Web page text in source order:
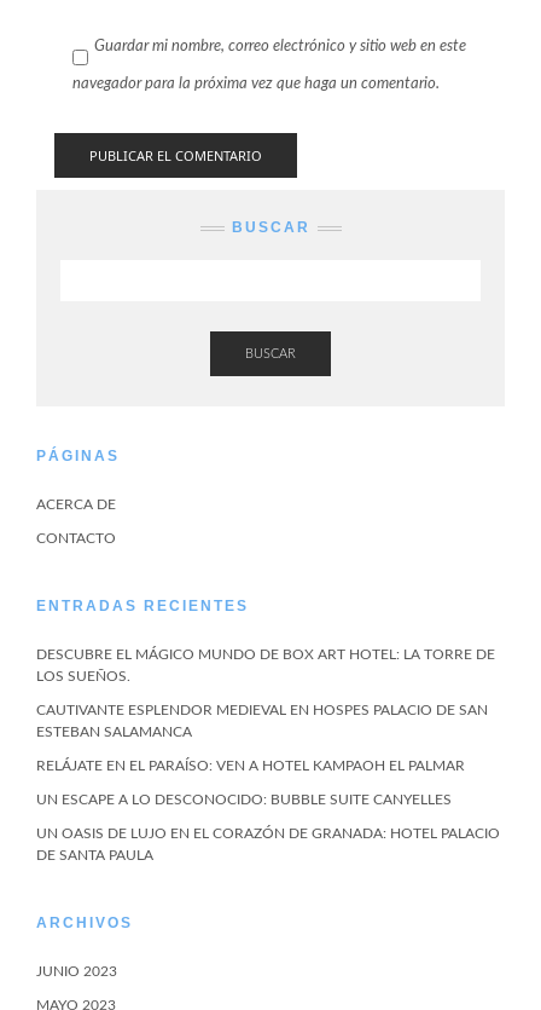
Guardar mi nombre, correo electrónico y sitio web en este
navegador para la próxima vez que haga un comentario.
BUSCAR
BUSCAR
PÁGINAS
ACERCA DE
CONTACTO
ENTRADAS RECIENTES
DESCUBRE EL MÁGICO MUNDO DE BOX ART HOTEL: LA TORRE DE
LOS SUEÑOS.
CAUTIVANTE ESPLENDOR MEDIEVAL EN HOSPES PALACIO DE SAN
ESTEBAN SALAMANCA
RELÁJATE EN EL PARAÍSO: VEN A HOTEL KAMPAOH EL PALMAR
UN ESCAPE A LO DESCONOCIDO: BUBBLE SUITE CANYELLES
UN OASIS DE LUJO EN EL CORAZÓN DE GRANADA: HOTEL PALACIO
DE SANTA PAULA
ARCHIVOS
JUNIO 2023
MAYO 2023